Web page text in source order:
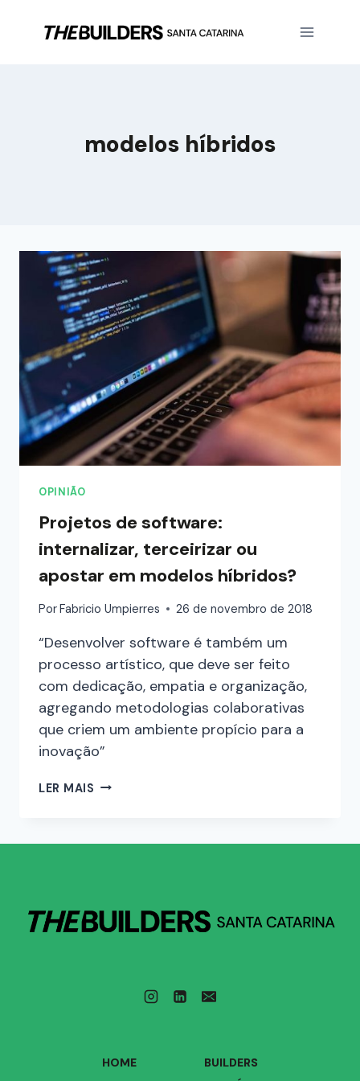
modelos híbridos
OPINIÃO
Projetos de software:
internalizar, terceirizar ou
apostar em modelos híbridos?
PorFabricio Umpierres 26 de novembro de 2018
“Desenvolver software é também um
processo artístico, que deve ser feito
com dedicação, empatia e organização,
agregando metodologias colaborativas
que criem um ambiente propício para a
inovação”
LER MAIS
HOME
BUILDERS